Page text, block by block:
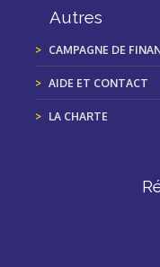
Autres
CAMPAGNE DE
AIDE ET CONTACT
LA CHARTE